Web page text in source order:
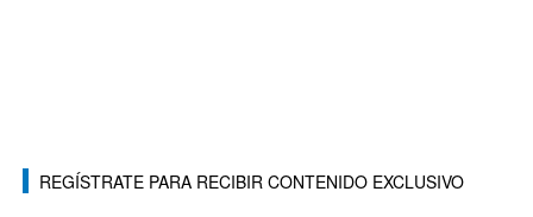
REGÍSTRATE PARA RECIBIR CONTENIDO EXCLUSIVO